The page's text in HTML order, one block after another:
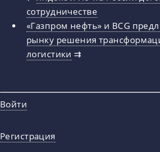
сотрудничестве
«Газпром нефть» и BCG
рынку решения
логистики ⇉
Войти
Регистрация